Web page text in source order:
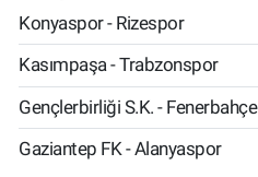
Konyaspor - Rizespor
Kasımpaşa - Trabzonspor
Gençlerbirliği S.K. - Fenerbahçe
Gaziantep FK - Alanyaspor